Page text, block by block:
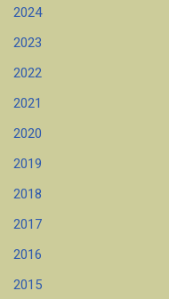
2024
2023
2022
2021
2020
2019
2018
2017
2016
2015